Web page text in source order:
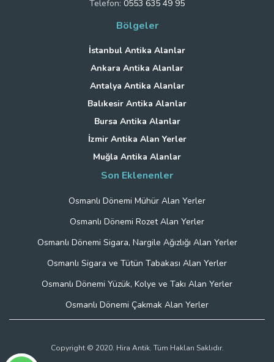
Telefon: 0553 635 49 95
Bölgeler
İstanbul Antika Alanlar
Ankara Antika Alanlar
Antalya Antika Alanlar
Balıkesir Antika Alanlar
Bursa Antika Alanlar
İzmir Antika Alan Yerler
Muğla Antika Alanlar
Son Eklenenler
Osmanlı Dönemi Mühür Alan Yerler
Osmanlı Dönemi Rozet Alan Yerler
Osmanlı Dönemi Sigara, Nargile Ağızlığı Alan Yerler
Osmanlı Sigara ve Tütün Tabakası Alan Yerler
Osmanlı Dönemi Yüzük, Kolye ve Takı Alan Yerler
Osmanlı Dönemi Çakmak Alan Yerler
Copyright © 2020. Hira Antik. Tüm Hakları Saklıdır.